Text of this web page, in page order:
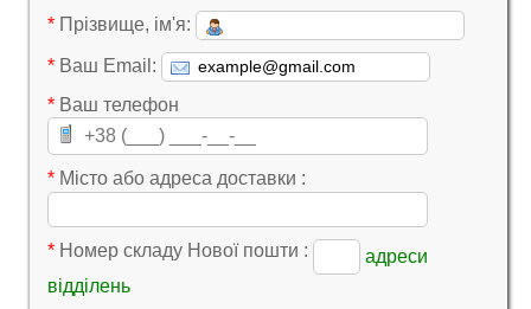
* Прізвище, ім'я:
* Ваш Email:
* Ваш телефон
* Місто або адреса доставки :
* Номер складу Нової пошти :
адреси
відділень